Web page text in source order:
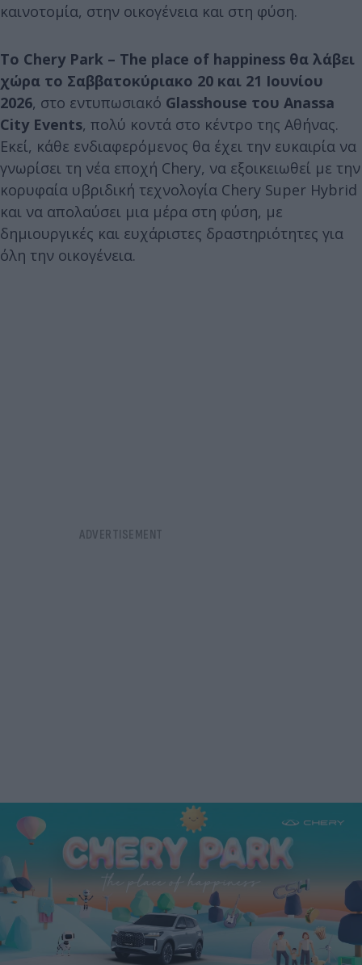
καινοτομία, στην οικογένεια και στη φύση.
Το Chery Park – The place of happiness θα λάβει
χώρα το Σαββατοκύριακο 20 και 21 Ιουνίου
2026, στο εντυπωσιακό Glasshouse του Anassa
City Events, πολύ κοντά στο κέντρο της Αθήνας.
Εκεί, κάθε ενδιαφερόμενος θα έχει την ευκαιρία να
γνωρίσει τη νέα εποχή Chery, να εξοικειωθεί με την
κορυφαία υβριδική τεχνολογία Chery Super Hybrid
και να απολαύσει μια μέρα στη φύση, με
δημιουργικές και ευχάριστες δραστηριότητες για
όλη την οικογένεια.